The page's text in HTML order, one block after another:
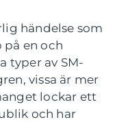
händelse som
på en och
typer av SM-
vissa är mer
lockar ett
och har